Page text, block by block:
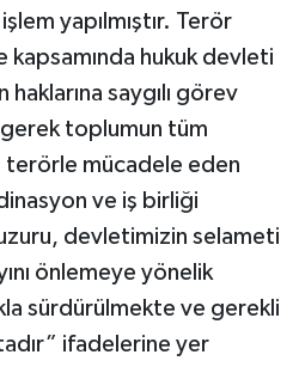
yapılmıştır. Terör
hukuk devleti
haklarına saygılı görev
gerek toplumun tüm
terörle mücadele eden
ve iş birliği
devletimizin selameti
önlemeye yönelik
sürdürülmekte ve gerekli
ifadelerine yer